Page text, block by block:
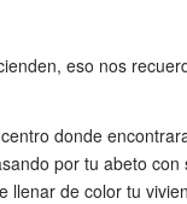
eso nos
donde
por tu abeto
llenar de color tu